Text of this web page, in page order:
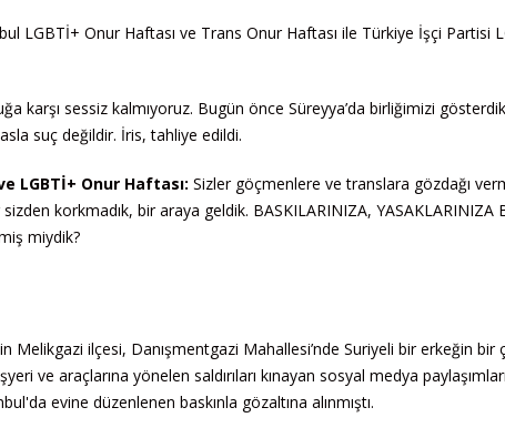
LGBTİ+ Onur Haftası ve Trans Onur Haftası ile Türkiye İşçi Partisi
karşı sessiz kalmıyoruz. Bugün önce Süreyya’da birliğimizi gösterdik.
suç değildir. İris, tahliye edildi.
LGBTİ+ Onur Haftası: Sizler göçmenlere ve translara gözdağı
korkmadık, bir araya geldik. BASKILARINIZA, YASAKLARINIZA
miydik?
Melikgazi ilçesi, Danışmentgazi Mahallesi’nde Suriyeli bir erkeğin
ve araçlarına yönelen saldırıları kınayan sosyal medya
evine düzenlenen baskınla gözaltına alınmıştı.